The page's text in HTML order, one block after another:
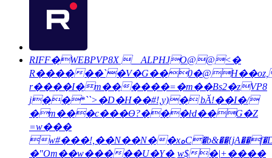
RIFF�WEBPVP8X __ALPHJO@@<�
R����
r����I�m������=�m��Bs2�zVP8
j��*``>�D�H��#!,y)� bӐ!��I�/
�m���c���Ө?���ŀd��G�Z
=w���
w#���!,��N��N��xەC�b&��{jA��f�D{��������T��Љ��>#}o֒BΕ��bB��G�����i���$��?
�"Om��w�����U�Y�˼w$�|+����